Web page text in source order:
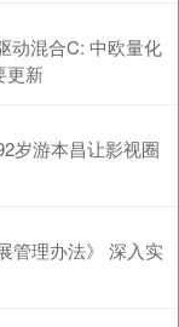
动混合C: 中欧量化
更新
岁游本昌让影视圈
管理办法》 深入实